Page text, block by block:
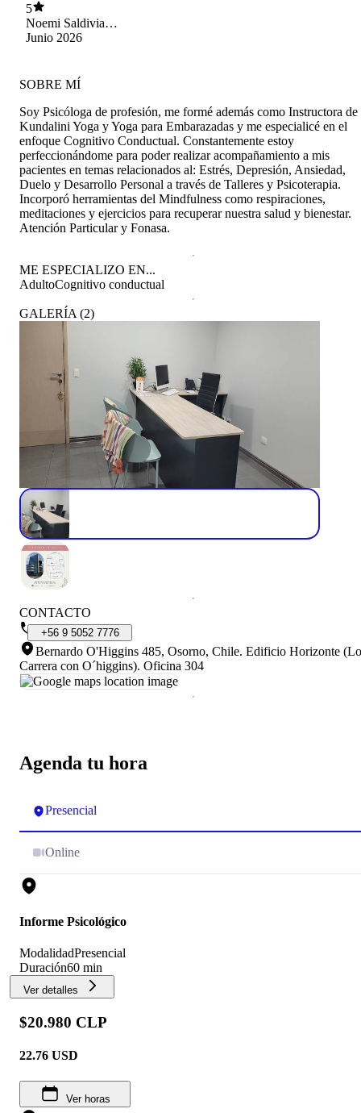
5
Noemi Saldivia
Bustos
Junio 2026
Agenda tu hora
Presencial
Online
Informe Psicológico
ModalidadPresencial
Duración60 min
Ver detalles
$20.980 CLP
22.76 USD
Ver horas
SOBRE MÍ
Soy Psicóloga de profesión, me formé además como Instructora de
Kundalini Yoga y Yoga para Embarazadas y me especialicé en el
enfoque Cognitivo Conductual. Constantemente estoy
perfeccionándome para poder realizar acompañamiento a mis
pacientes en temas relacionados al: Estrés, Depresión, Ansiedad,
Duelo y Desarrollo Personal a través de Talleres y Psicoterapia.
Incorporó herramientas del Mindfulness como respiraciones,
meditaciones y ejercicios para recuperar nuestra salud y bienestar.
Atención Particular y Fonasa.
ME ESPECIALIZO EN...
AdultoCognitivo conductual
GALERÍA (2)
CONTACTO
+56 9 5052 7776
Bernardo O'Higgins 485, Osorno, Chile. Edificio Horizonte
Carrera con O´higgins). Oficina 304